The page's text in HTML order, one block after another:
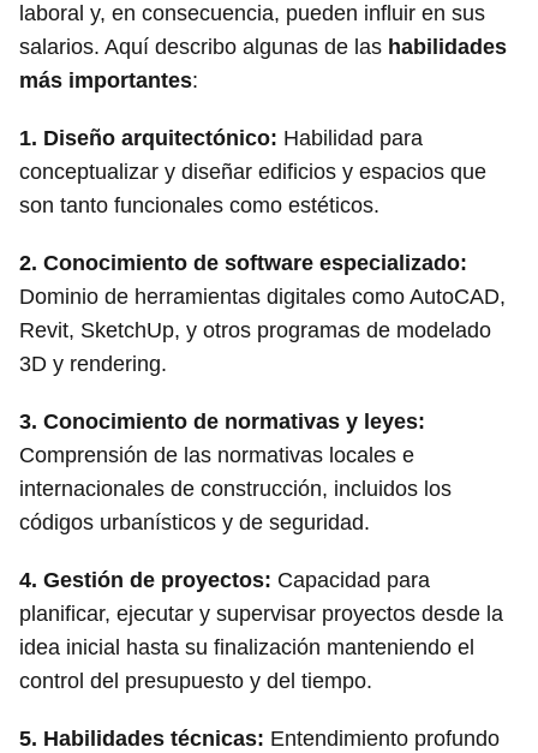
laboral y, en consecuencia, pueden influir en sus
salarios. Aquí describo algunas de las habilidades
más importantes:
1. Diseño arquitectónico: Habilidad para
conceptualizar y diseñar edificios y espacios que
son tanto funcionales como estéticos.
2. Conocimiento de software especializado:
Dominio de herramientas digitales como AutoCAD,
Revit, SketchUp, y otros programas de modelado
3D y rendering.
3. Conocimiento de normativas y leyes:
Comprensión de las normativas locales e
internacionales de construcción, incluidos los
códigos urbanísticos y de seguridad.
4. Gestión de proyectos: Capacidad para
planificar, ejecutar y supervisar proyectos desde la
idea inicial hasta su finalización manteniendo el
control del presupuesto y del tiempo.
5. Habilidades técnicas: Entendimiento profundo